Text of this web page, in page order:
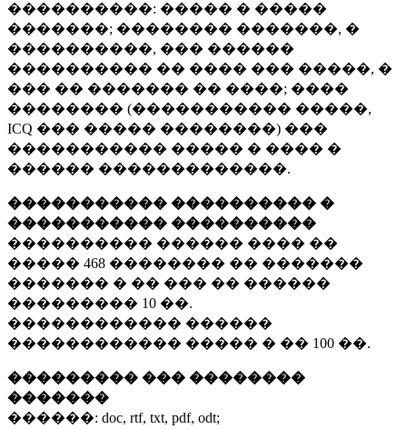
����������: ����� � �����
�������; �������� �������, �
����������, ��� ������
���������� �� ���� ��� �����, �
��� �� ������� �� ����; ����
�������� (����������� �����,
ICQ ��� ����� ��������) ���
����������� ����� � ���� �
������ �������������.
����������� ���������� �
����������� ����������
���������� ������ ���� ��
����� 468 �������� �� �������
������� � �� ��� �� ������
��������� 10 ��.
������������ ������
������������ ����� � �� 100 ��.
��������� ��� ��������
�������
������: doc, rtf, txt, pdf, odt;